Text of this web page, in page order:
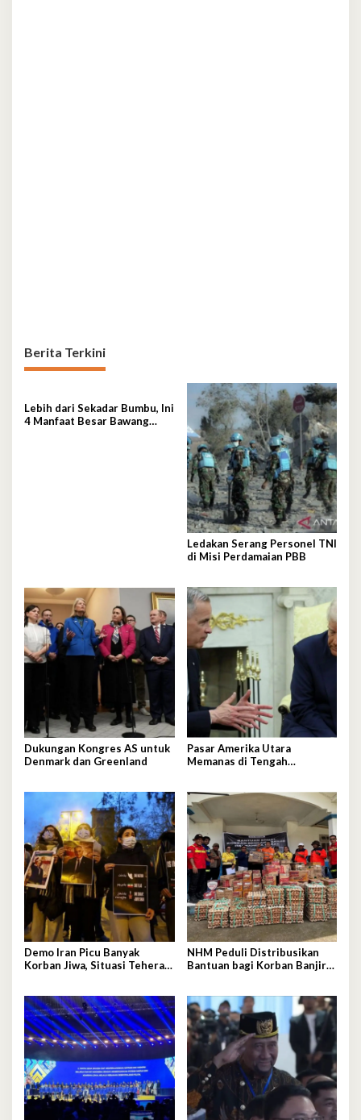
Berita Terkini
Lebih dari Sekadar Bumbu, Ini
4 Manfaat Besar Bawang
Ledakan Serang Personel TNI
di Misi Perdamaian PBB
Dukungan Kongres AS untuk
Denmark dan Greenland
Pasar Amerika Utara
Memanas di Tengah
Demo Iran Picu Banyak
Korban Jiwa, Situasi Teheran
NHM Peduli Distribusikan
Bantuan bagi Korban Banjir